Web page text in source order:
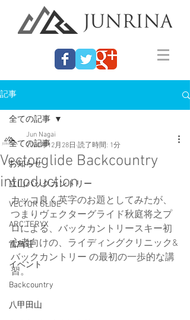
記事
全ての記事
お知らせ
立山バックカントリー
VECTOR GLIDE
ARC'TERYX
雷鳥荘
イベント
Backcountry
八甲田山
全ての記事
Vectorglide Backcountry
introduction
Jun Nagai
2020年12月28日 読了時間: 1分
カッコ良く英字のお題としてみたが、
つまりヴェクターグライド秋庭将之プ
ロによる、バックカントリースキー初
心者向けの、ライディングクリニック&
バックカントリー の最初の一歩的な講
習。